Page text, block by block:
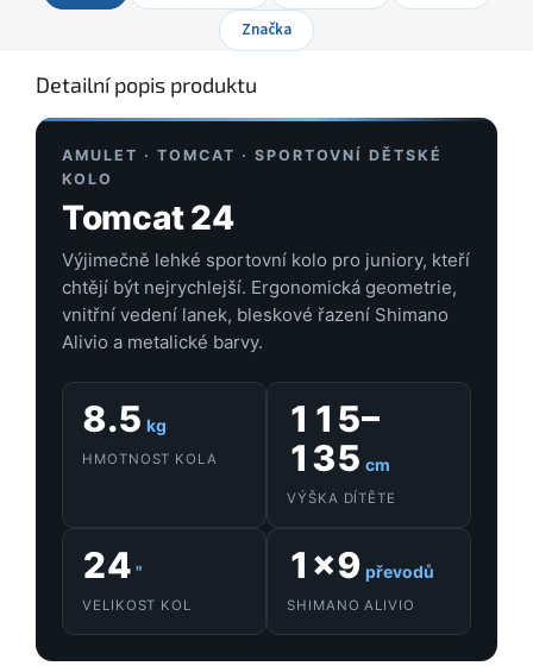
Značka
Detailní popis produktu
AMULET · TOMCAT · SPORTOVNÍ DĚTSKÉ
KOLO
Tomcat 24
Výjimečně lehké sportovní kolo pro juniory, kteří
chtějí být nejrychlejší. Ergonomická geometrie,
vnitřní vedení lanek, bleskové řazení Shimano
Alivio a metalické barvy.
8.5 kg
HMOTNOST KOLA
115–
135 cm
VÝŠKA DÍTĚTE
24 "
VELIKOST KOL
1×9 převodů
SHIMANO ALIVIO